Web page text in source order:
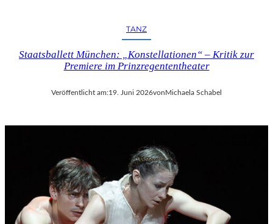
TANZ
Staatsballett München: „Konstellationen“ – Kritik zur
Premiere im Prinzregententheater
Veröffentlicht am:19. Juni 2026vonMichaela Schabel